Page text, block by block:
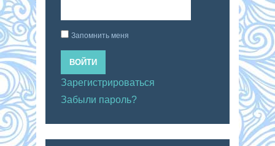
Запомнить меня
ВОЙТИ
Зарегистрироваться
Забыли пароль?